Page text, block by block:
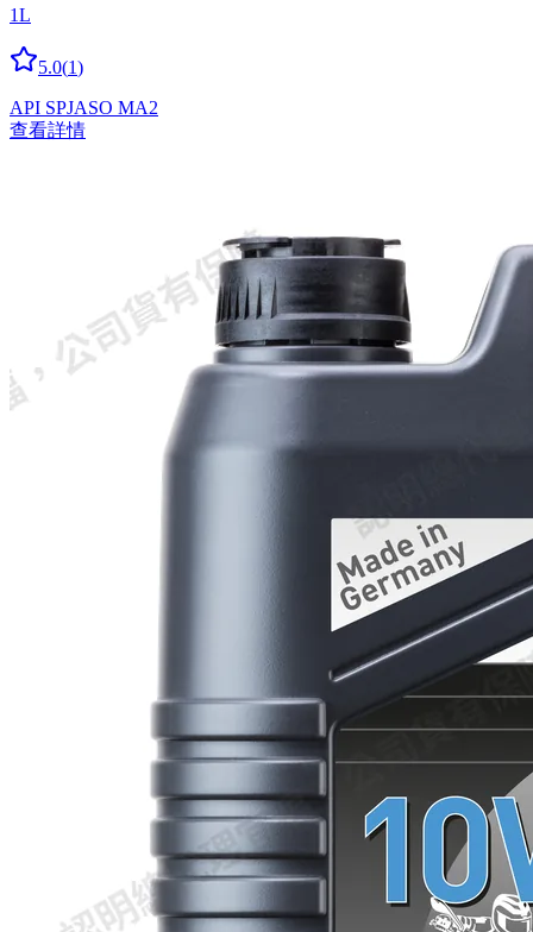
1L
5.0(1)
API SPJASO MA2
查看詳情